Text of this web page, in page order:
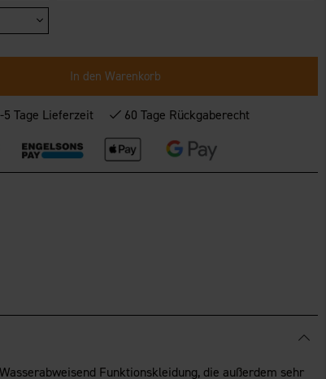
In den Warenkorb
5 Tage Lieferzeit 60 Tage Rückgaberecht
Funktionskleidung, die außerdem sehr